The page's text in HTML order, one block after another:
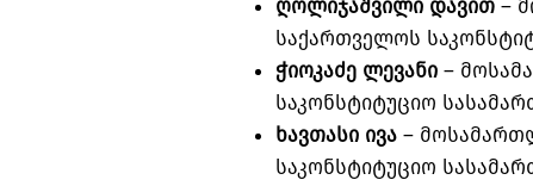
ღოლიჯაშვილი დავით –
საქართველოს
ჭიოკაძე ლევანი –
საკონსტიტუციო
ხავთასი ივა –
საკონსტიტუციო